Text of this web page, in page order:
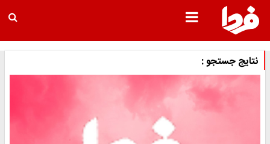
نتایج جستجو :